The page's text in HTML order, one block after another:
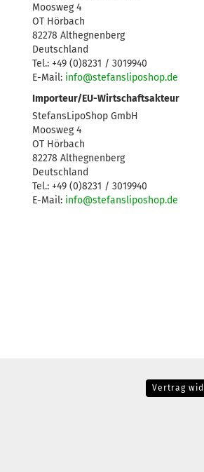
Moosweg 4
OT Hörbach
82278 Althegnenberg
Deutschland
Tel.: +49 (0)8231 / 3019940
E-Mail: info@stefansliposhop.de
Importeur/EU-Wirtschaftsakteur
StefansLipoShop GmbH
Moosweg 4
OT Hörbach
82278 Althegnenberg
Deutschland
Tel.: +49 (0)8231 / 3019940
E-Mail: info@stefansliposhop.de
Vertrag